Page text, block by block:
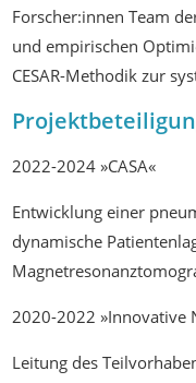
Forscher:innen Team
und empirischen
CESAR-Methodik zur
2022-2024 »CASA«
Entwicklung einer
dynamische
2020-2022 »Innovative
Leitung des